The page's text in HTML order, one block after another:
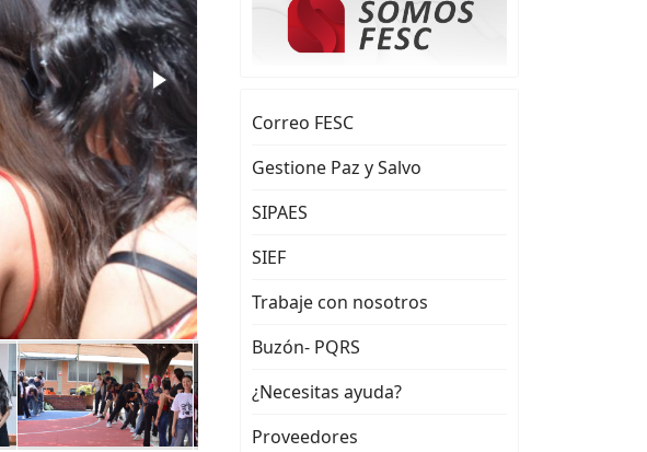
Correo FESC
Gestione Paz y Salvo
SIPAES
SIEF
Trabaje con nosotros
Buzón- PQRS
¿Necesitas ayuda?
Proveedores